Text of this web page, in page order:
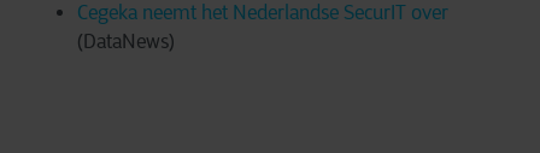
Cegeka neemt het Nederlandse SecurIT over
(DataNews)